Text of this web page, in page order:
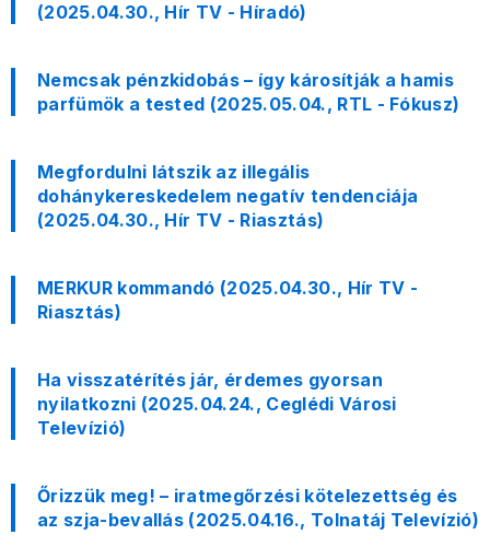
(2025.04.30., Hír TV - Híradó)
Nemcsak pénzkidobás – így károsítják a hamis
parfümök a tested (2025.05.04., RTL - Fókusz)
Megfordulni látszik az illegális
dohánykereskedelem negatív tendenciája
(2025.04.30., Hír TV - Riasztás)
MERKUR kommandó (2025.04.30., Hír TV -
Riasztás)
Ha visszatérítés jár, érdemes gyorsan
nyilatkozni (2025.04.24., Ceglédi Városi
Televízió)
Őrizzük meg! – iratmegőrzési kötelezettség és
az szja-bevallás (2025.04.16., Tolnatáj Televízió)